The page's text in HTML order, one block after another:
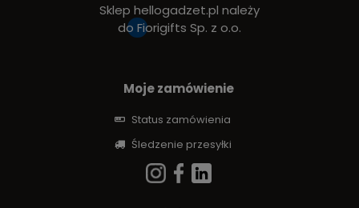
Sklep hellogadzet.pl należy
do Fiorigifts Sp. z o.o.
Moje zamówienie
Status zamówienia
Śledzenie przesyłki